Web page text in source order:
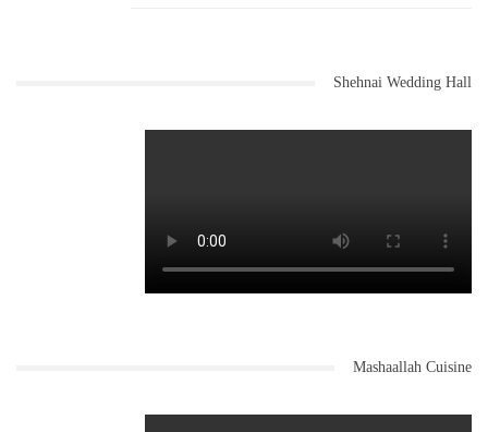
Shehnai Wedding Hall
Mashaallah Cuisine